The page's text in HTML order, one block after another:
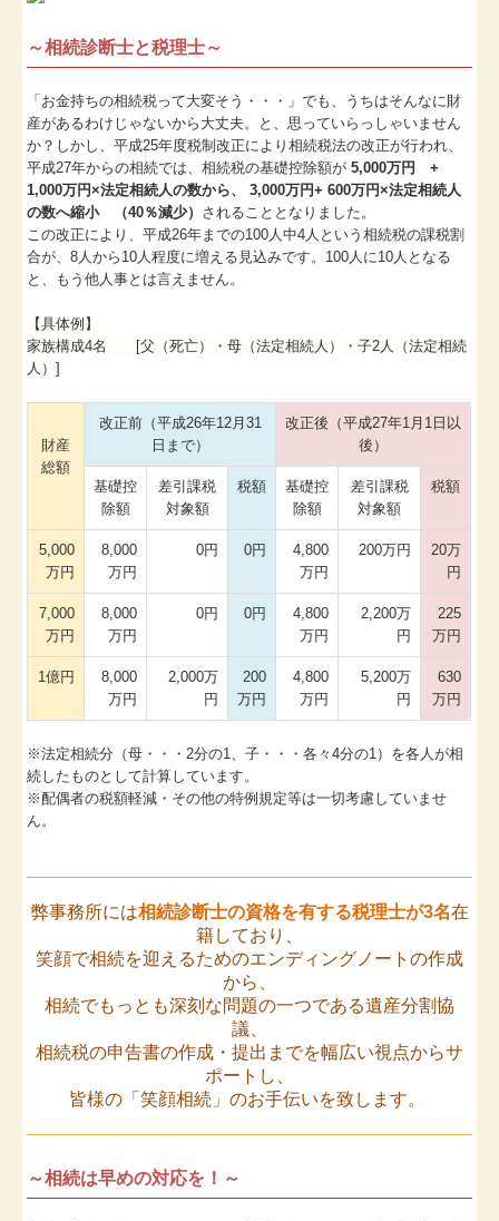
～相続診断士と税理士～
「お金持ちの相続税って大変そう・・・」でも、うちはそんなに財
産があるわけじゃないから大丈夫。と、思っていらっしゃいません
か？しかし、平成25年度税制改正により相続税法の改正が行われ、
平成27年からの相続では、相続税の基礎控除額が5,000万円 +
1,000万円×法定相続人の数から、 3,000万円+ 600万円×法定相続人
の数へ縮小 （40％減少） されることとなりました。
この改正により、平成26年までの100人中4人という相続税の課税割
合が、8人から10人程度に増える見込みです。100人に10人となる
と、もう他人事とは言えません。
【具体例】
家族構成4名 [父（死亡）・母（法定相続人）・子2人（法定相続
人）]
財産
総額
改正前（平成26年12月31
日まで）
改正後（平成27年1月1日以
後）
基礎控
除額
差引課税
対象額
税額
基礎控
除額
差引課税
対象額
税額
5,000
万円
8,000
万円
0円 0円
4,800
万円
200万円
20万
円
7,000
万円
8,000
万円
0円 0円
4,800
万円
2,200万
円
225
万円
1億円
8,000
万円
2,000万
円
200
万円
4,800
万円
5,200万
円
630
万円
※法定相続分（母・・・2分の1、子・・・各々4分の1）を各人が相
続したものとして計算しています。
※配偶者の税額軽減・その他の特例規定等は一切考慮していませ
ん。
弊事務所には相続診断士の資格を有する税理士が3名在
籍しており、
笑顔で相続を迎えるためのエンディングノートの作成
から、
相続でもっとも深刻な問題の一つである遺産分割協
議、
相続税の申告書の作成・提出までを幅広い視点からサ
ポートし、
皆様の「笑顔相続」のお手伝いを致します。
～相続は早めの対応を！～